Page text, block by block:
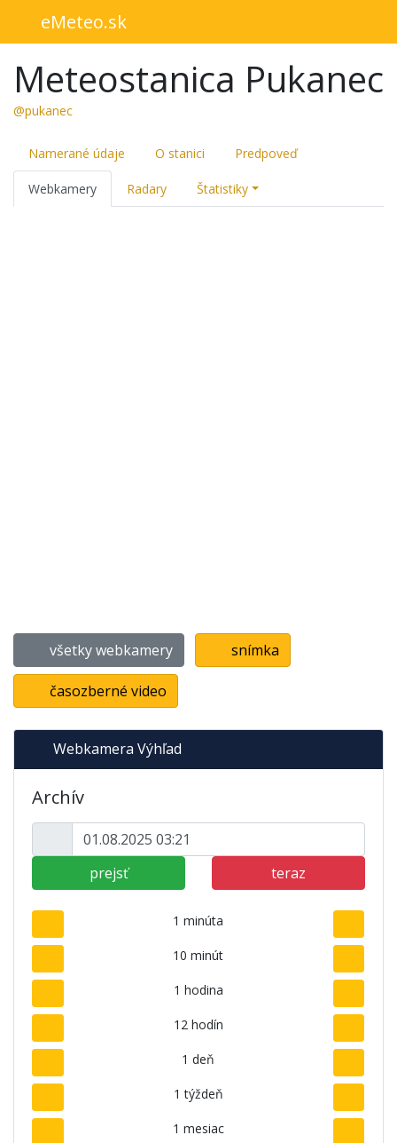
eMeteo.sk
Meteostanica Pukanec
@pukanec
Namerané údaje O stanici Predpoveď
Webkamery Radary Štatistiky
všetky webkamery snímka
časozberné video
Webkamera Výhľad
Archív
prejsť teraz
1 minúta
10 minút
1 hodina
12 hodín
1 deň
1 týždeň
1 mesiac